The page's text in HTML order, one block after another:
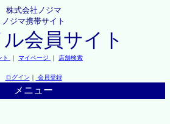
株式会社ノジマ
ノジマ携帯サイト
会員サイト
ト ｜ マイページ ｜ 店舗検索
ログイン ｜ 会員登録
メニュー